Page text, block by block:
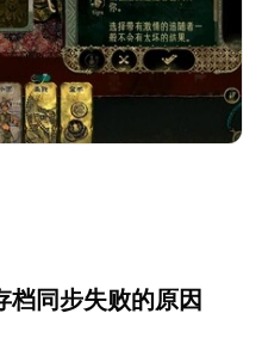
档同步失败的原因